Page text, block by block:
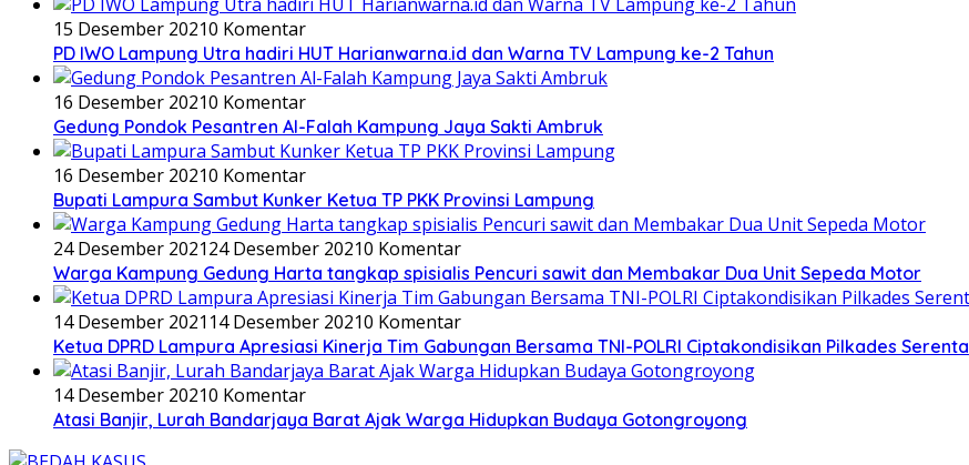
15 Desember 20210 Komentar
PD IWO Lampung Utra hadiri HUT Harianwarna.id dan Warna TV Lampung ke-2 Tahun
16 Desember 20210 Komentar
Gedung Pondok Pesantren Al-Falah Kampung Jaya Sakti Ambruk
16 Desember 20210 Komentar
Bupati Lampura Sambut Kunker Ketua TP PKK Provinsi Lampung
24 Desember 202124 Desember 20210 Komentar
Warga Kampung Gedung Harta tangkap spisialis Pencuri sawit dan Membakar Dua Unit Sepeda Motor
14 Desember 2021 14 Desember 20210 Komentar
Ketua DPRD Lampura Apresiasi Kinerja Tim Gabungan Bersama TNI-POLRI Ciptakondisikan Pilkades Serenta
14 Desember 20210 Komentar
Atasi Banjir, Lurah Bandarjaya Barat Ajak Warga Hidupkan Budaya Gotongroyong